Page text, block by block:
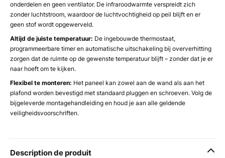
onderdelen en geen ventilator. De infraroodwarmte verspreidt zich
zonder luchtstroom, waardoor de luchtvochtigheid op peil blijft en er
geen stof wordt opgewerveld.
Altijd de juiste temperatuur: De ingebouwde thermostaat,
programmeerbare timer en automatische uitschakeling bij oververhitting
zorgen dat de ruimte op de gewenste temperatuur blijft – zonder dat je er
naar hoeft om te kijken.
Flexibel te monteren: Het paneel kan zowel aan de wand als aan het
plafond worden bevestigd met standaard pluggen en schroeven. Volg de
bijgeleverde montagehandleiding en houd je aan alle geldende
veiligheidsvoorschriften.
Description de produit